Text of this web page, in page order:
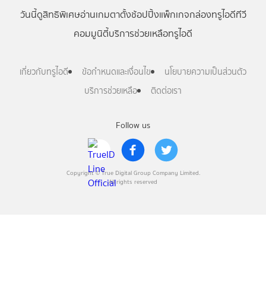
Follow us
Copyright © True Digital Group Company Limited.
All rights reserved
วันนี้ดูสิทธิพิเศษอ่านเกมตาตั้งช้อปปิ้งแพ็กเกจกล่องทรูไอดีทีวี
คอมมูนิตี้บริการช่วยเหลือทรูไอดี
เกี่ยวกับทรูไอดี ข้อกำหนดและเงื่อนไข
นโยบายความเป็นส่วนตัว
บริการช่วยเหลือ
ติดต่อเรา